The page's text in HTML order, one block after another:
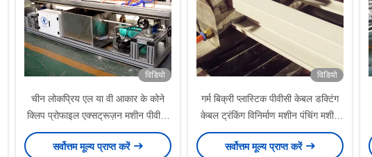
विडियो
चीन लोकप्रिय एल या वी आकार के कोने
क्लिप प्रोफाइल एक्सट्रूज़न मशीन पीवीसी
कोने प्रोफाइल बनाने की मशीन बिक्री के
लिए
सर्वोत्तम मूल्य प्राप्त करें
विडियो
गर्म बिक्री प्लास्टिक पीवीसी केबल डक्टिंग
केबल ट्रंकिंग विनिर्माण मशीन पंचिंग मशीन
के साथ पीवीसी प्रोफाइल एक्सट्रूज़न
लाइन
सर्वोत्तम मूल्य प्राप्त करें